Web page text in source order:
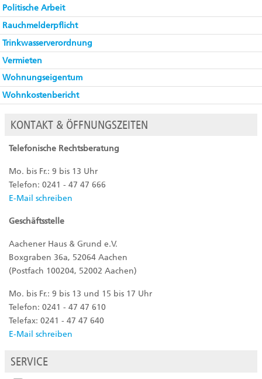
Politische Arbeit
Rauchmelderpflicht
Trinkwasserverordnung
Vermieten
Wohnungseigentum
Wohnkostenbericht
KONTAKT & ÖFFNUNGSZEITEN
Telefonische Rechtsberatung
Mo. bis Fr.: 9 bis 13 Uhr
Telefon: 0241 - 47 47 666
E-Mail schreiben
Geschäftsstelle
Aachener Haus & Grund e.V.
Boxgraben 36a, 52064 Aachen
(Postfach 100204, 52002 Aachen)
Mo. bis Fr.: 9 bis 13 und 15 bis 17 Uhr
Telefon: 0241 - 47 47 610
Telefax: 0241 - 47 47 640
E-Mail schreiben
SERVICE